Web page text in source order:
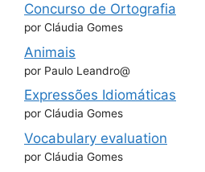
Concurso de Ortografia
por Cláudia Gomes
Animais
por Paulo Leandro@
Expressões Idiomáticas
por Cláudia Gomes
Vocabulary evaluation
por Cláudia Gomes